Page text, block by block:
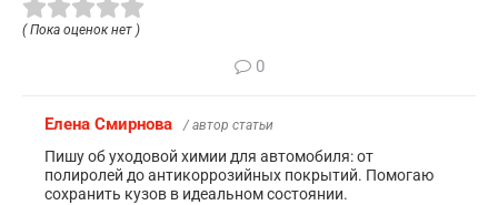
( Пока оценок нет )
0
Елена Смирнова / автор статьи
Пишу об уходовой химии для автомобиля: от
полиролей до антикоррозийных покрытий. Помогаю
сохранить кузов в идеальном состоянии.